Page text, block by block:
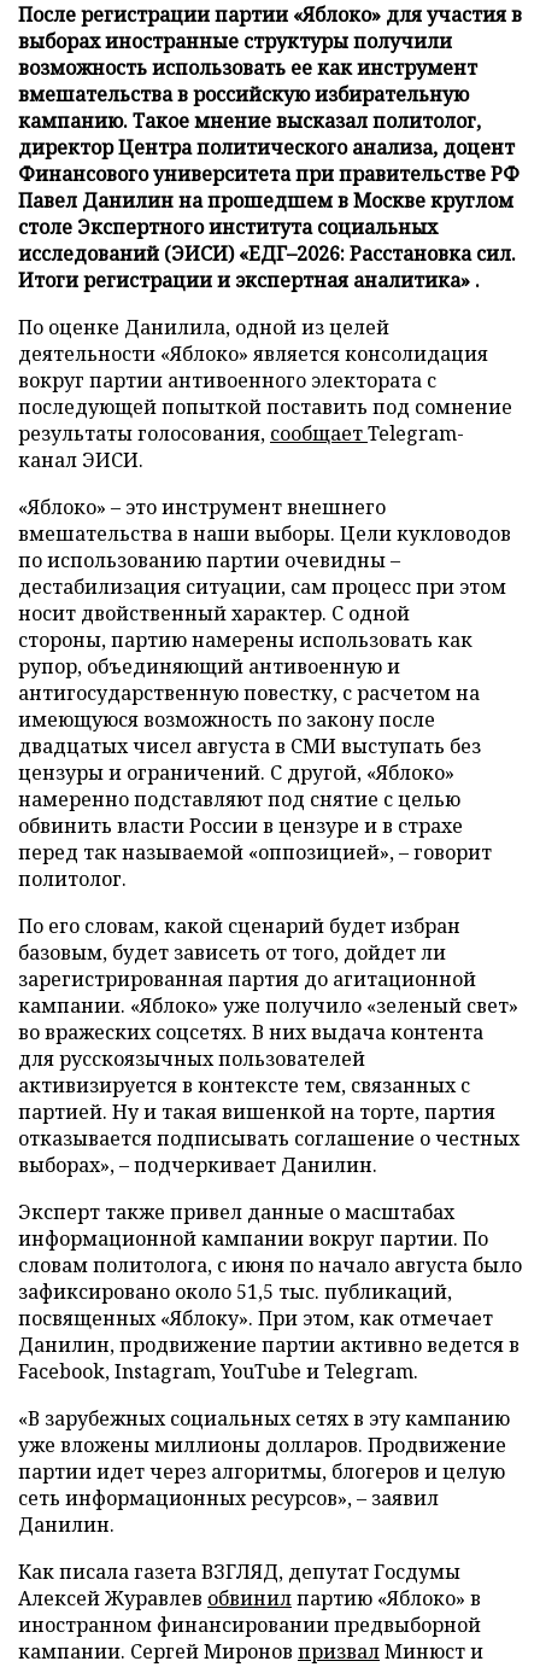
После регистрации партии «Яблоко» для участия в
выборах иностранные структуры получили
возможность использовать ее как инструмент
вмешательства в российскую избирательную
кампанию. Такое мнение высказал политолог,
директор Центра политического анализа, доцент
Финансового университета при правительстве РФ
Павел Данилин на прошедшем в Москве круглом
столе Экспертного института социальных
исследований (ЭИСИ) «ЕДГ–2026: Расстановка сил.
Итоги регистрации и экспертная аналитика» .
По оценке Данилила, одной из целей
деятельности «Яблоко» является консолидация
вокруг партии антивоенного электората с
последующей попыткой поставить под сомнение
результаты голосования, сообщаетTelegram-
канал ЭИСИ.
«Яблоко» – это инструмент внешнего
вмешательства в наши выборы. Цели кукловодов
по использованию партии очевидны –
дестабилизация ситуации, сам процесс при этом
носит двойственный характер. С одной
стороны, партию намерены использовать как
рупор, объединяющий антивоенную и
антигосударственную повестку, с расчетом на
имеющуюся возможность по закону после
двадцатых чисел августа в СМИ выступать без
цензуры и ограничений. С другой, «Яблоко»
намеренно подставляют под снятие с целью
обвинить власти России в цензуре и в страхе
перед так называемой «оппозицией», – говорит
политолог.
По его словам, какой сценарий будет избран
базовым, будет зависеть от того, дойдет ли
зарегистрированная партия до агитационной
кампании. «Яблоко» уже получило «зеленый свет»
во вражеских соцсетях. В них выдача контента
для русскоязычных пользователей
активизируется в контексте тем, связанных с
партией. Ну и такая вишенкой на торте, партия
отказывается подписывать соглашение о честных
выборах», – подчеркивает Данилин.
Эксперт также привел данные о масштабах
информационной кампании вокруг партии. По
словам политолога, с июня по начало августа было
зафиксировано около 51,5 тыс. публикаций,
посвященных «Яблоку». При этом, как отмечает
Данилин, продвижение партии активно ведется в
Facebook, Instagram, YouTube и Telegram.
«В зарубежных социальных сетях в эту кампанию
уже вложены миллионы долларов. Продвижение
партии идет через алгоритмы, блогеров и целую
сеть информационных ресурсов», – заявил
Данилин.
Как писала газета ВЗГЛЯД, депутат Госдумы
Алексей Журавлев обвинилпартию «Яблоко» в
иностранном финансировании предвыборной
кампании. Сергей Миронов призвалМинюст и